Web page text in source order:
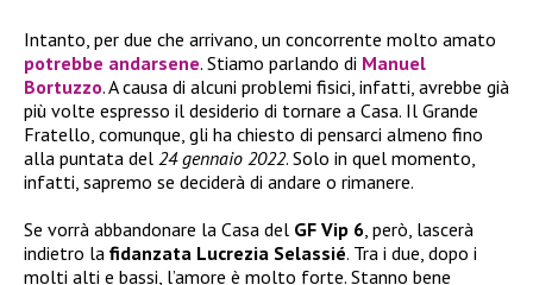
Intanto, per due che arrivano, un concorrente molto amato
potrebbe andarsene. Stiamo parlando di Manuel
Bortuzzo. A causa di alcuni problemi fisici, infatti, avrebbe già
più volte espresso il desiderio di tornare a Casa. Il Grande
Fratello, comunque, gli ha chiesto di pensarci almeno fino
alla puntata del 24 gennaio 2022. Solo in quel momento,
infatti, sapremo se deciderà di andare o rimanere.
Se vorrà abbandonare la Casa del GF Vip 6 , però, lascerà
indietro la fidanzata Lucrezia Selassié. Tra i due, dopo i
molti alti e bassi, l’amore è molto forte. Stanno bene